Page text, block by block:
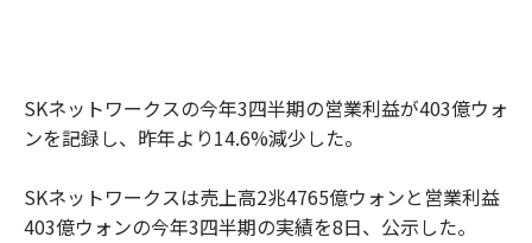
SKネットワークスの今年3四半期の営業利益が403億ウォ
ンを記録し、昨年より14.6%減少した。
SKネットワークスは売上高2兆4765億ウォンと営業利益
403億ウォンの今年3四半期の実績を8日、公示した。